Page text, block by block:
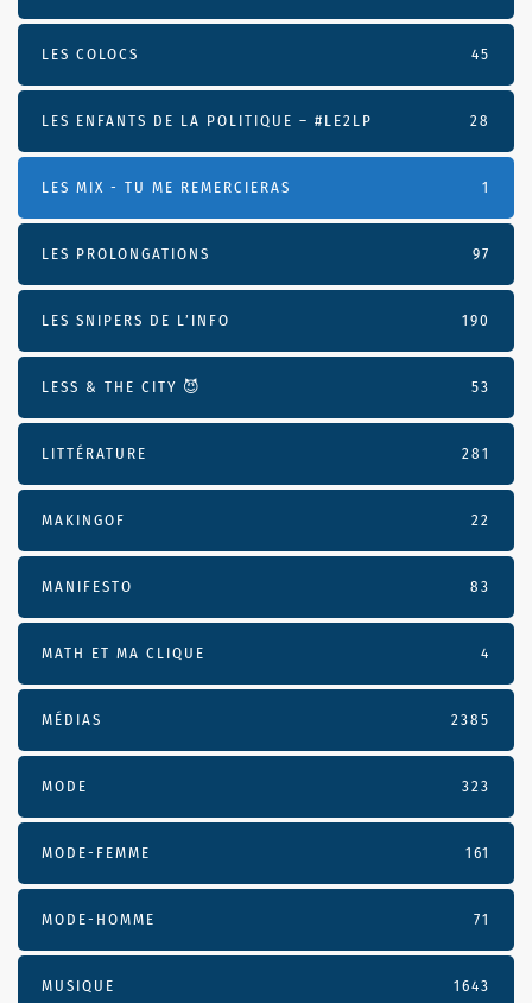
LES COLOCS 45
LES ENFANTS DE LA POLITIQUE – #LE2LP 28
LES MIX - TU ME REMERCIERAS 1
LES PROLONGATIONS 97
LES SNIPERS DE L’INFO 190
LESS & THE CITY 😈 53
LITTÉRATURE 281
MAKINGOF 22
MANIFESTO 83
MATH ET MA CLIQUE 4
MÉDIAS 2385
MODE 323
MODE-FEMME 161
MODE-HOMME 71
MUSIQUE 1643